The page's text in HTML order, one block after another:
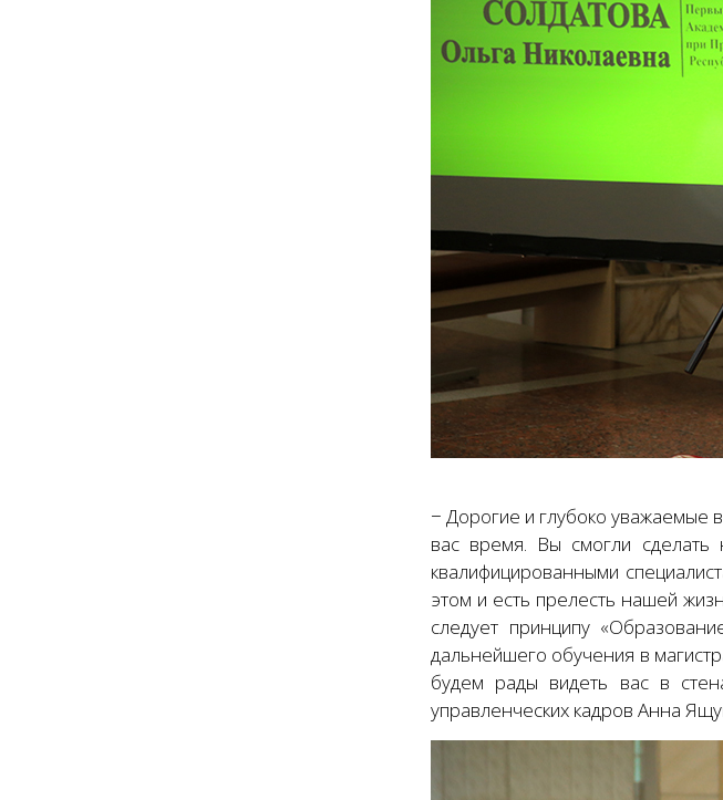
− Дорогие и глубоко уважаемые
вас время. Вы смогли
квалифицированными
этом и есть прелесть нашей
следует принципу
дальнейшего обучения в
будем рады видеть вас в
управленческих кадров Анна